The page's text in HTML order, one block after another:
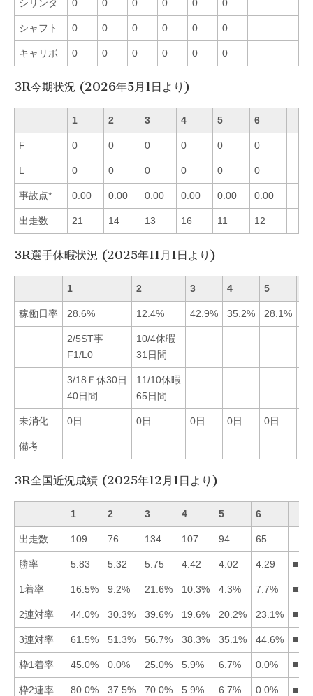
シリンダ 0 0 0 0 0 0
シャフト 0 0 0 0 0 0
キャリボ 0 0 0 0 0 0
3R今期状況 (2026年5月1日より)
1 2 3 4 5 6
F 0 0 0 0 0 0
L 0 0 0 0 0 0
事故点* 0.00 0.00 0.00 0.00 0.00 0.00
出走数 21 14 13 16 11 12
3R選手休暇状況 (2025年11月1日より)
1 2 3 4 5
稼働日率 28.6% 12.4% 42.9% 35.2% 28.1%
2/5ST事
F1/L0
10/4休暇
31日間
3/18Ｆ休30日
40日間
11/10休暇
65日間
未消化 0日 0日 0日 0日 0日
備考
3R全国近況成績 (2025年12月1日より)
1 2 3 4 5 6
出走数 109 76 134 107 94 65
勝率 5.83 5.32 5.75 4.42 4.02 4.29
1着率 16.5% 9.2% 21.6% 10.3% 4.3% 7.7%
2連対率 44.0% 30.3% 39.6% 19.6% 20.2% 23.1%
3連対率 61.5% 51.3% 56.7% 38.3% 35.1% 44.6%
枠1着率 45.0% 0.0% 25.0% 5.9% 6.7% 0.0%
枠2連率 80.0% 37.5% 70.0% 5.9% 6.7% 0.0%